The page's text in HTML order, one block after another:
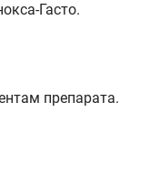
Гасто.
препарата.